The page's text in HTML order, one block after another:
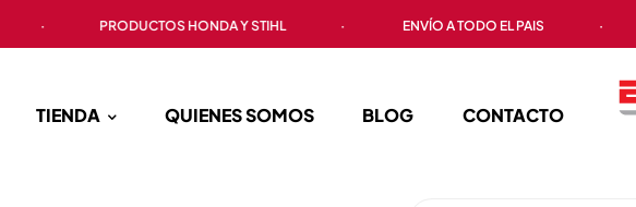
PRODUCTOS HONDA Y STIHL · ENVÍO A TODO EL PAIS · OFERTAS
TIENDA QUIENES SOMOS BLOG CONTACTO